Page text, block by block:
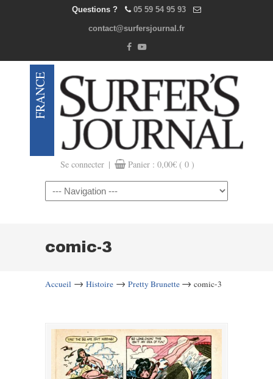
Questions ? 05 59 54 95 93
contact@surfersjournal.fr
Se connecter | Panier : 0,00€ ( 0 )
Navigation
comic-3
Accueil → Histoire → Pretty Brunette → comic-3